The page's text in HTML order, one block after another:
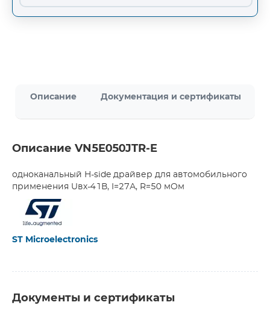
Описание Документация и сертификаты
Описание VN5E050JTR-E
одноканальный H-side драйвер для автомобильного
применения Uвх-41В, I=27А, R=50 мОм
ST Microelectronics
Документы и сертификаты